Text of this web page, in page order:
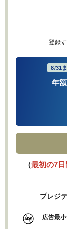
登録
8/31
年
（最初の7
プレジ
広告最